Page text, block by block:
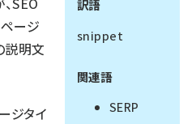
訳語
snippet
関連語
SERP
ージ
説明文
ジタイ